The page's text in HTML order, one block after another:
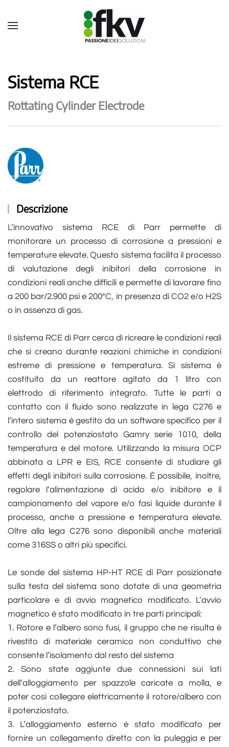
Sistema RCE
Rottating Cylinder Electrode
Descrizione
L’innovativo sistema RCE di Parr permette di
monitorare un processo di corrosione a pressioni e
temperature elevate. Questo sistema facilita il processo
di valutazione degli inibitori della corrosione in
condizioni reali anche difficili e permette di lavorare fino
a 200 bar/2.900 psi e 200°C, in presenza di CO2 e/o H2S
o in assenza di gas.
Il sistema RCE di Parr cerca di ricreare le condizioni reali
che si creano durante reazioni chimiche in condizioni
estreme di pressione e temperatura. Si sistema è
costituito da un reattore agitato da 1 litro con
elettrodo di riferimento integrato. Tutte le parti a
contatto con il fluido sono realizzate in lega C276 e
l’intero sistema è gestito da un software specifico per il
controllo del potenziostato Gamry serie 1010, della
temperatura e del motore. Utilizzando la misura OCP
abbinata a LPR e EIS, RCE consente di studiare gli
effetti degli inibitori sulla corrosione. È possibile, inoltre,
regolare l’alimentazione di acido e/o inibitore e il
campionamento del vapore e/o fasi liquide durante il
processo, anche a pressione e temperatura elevate.
Oltre alla lega C276 sono disponibili anche materiali
come 316SS o altri più specifici.
Le sonde del sistema HP-HT RCE di Parr posizionate
sulla testa del sistema sono dotate di una geometria
particolare e di avvio magnetico modificato. L’avvio
magnetico è stato modificato in tre parti principali:
1. Rotore e l’albero sono fusi, il gruppo che ne risulta è
rivestito di materiale ceramico non conduttivo che
consente l’isolamento dal resto del sistema
2. Sono state aggiunte due connessioni sui lati
dell’alloggiamento per spazzole caricate a molla, e
poter così collegare elettricamente il rotore/albero con
il potenziostato.
3. L’alloggiamento esterno è stato modificato per
fornire un collegamento diretto con la puleggia e per